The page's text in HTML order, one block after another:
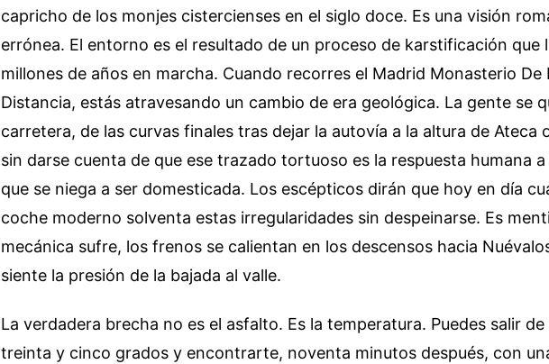
capricho de los monjes cistercienses en el siglo doce. Es una visión
errónea. El entorno es el resultado de un proceso de karstificación que
millones de años en marcha. Cuando recorres el Madrid Monasterio De
Distancia, estás atravesando un cambio de era geológica. La gente se
carretera, de las curvas finales tras dejar la autovía a la altura de Ateca
sin darse cuenta de que ese trazado tortuoso es la respuesta humana
que se niega a ser domesticada. Los escépticos dirán que hoy en día
coche moderno solventa estas irregularidades sin despeinarse. Es
mecánica sufre, los frenos se calientan en los descensos hacia
siente la presión de la bajada al valle.
La verdadera brecha no es el asfalto. Es la temperatura. Puedes salir de
treinta y cinco grados y encontrarte, noventa minutos después, con